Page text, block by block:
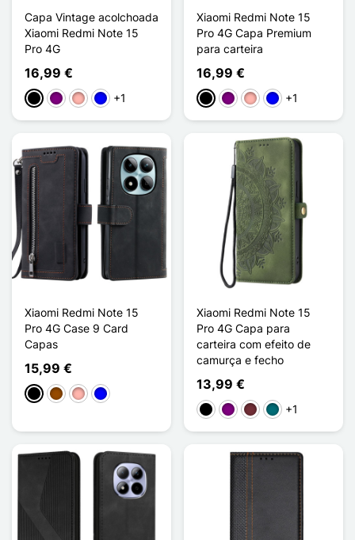
Capa Vintage acolchoada
Xiaomi Redmi Note 15
Pro 4G
16,99 €
PretoPúrpuraOuro rosa
Azul+1
Xiaomi Redmi Note 15
Pro 4G Capa Premium
para carteira
16,99 €
PretoPúrpuraOuro rosa
Azul+1
Xiaomi Redmi Note 15
Pro 4G Case 9 Card
Capas
15,99 €
PretoCastanho
Ouro rosa
Azul
Xiaomi Redmi Note 15
Pro 4G Capa para
carteira com efeito de
camurça e fecho
13,99 €
PretoPúrpuraRouge Vin
Bleu Lac
+1